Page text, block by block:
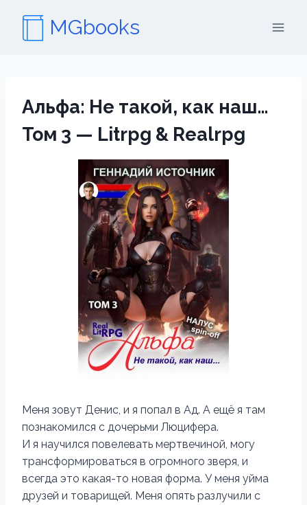
содержимому
MGbooks
Альфа: Не такой, как наш…
Том 3 — Litrpg & Realrpg
Меня зовут Денис, и я попал в Ад. А ещё я там
познакомился с дочерьми Люцифера.
И я научился повелевать мертвечиной, могу
трансформироваться в огромного зверя, и
всегда это какая-то новая форма. У меня уйма
друзей и товарищей. Меня опять разлучили с